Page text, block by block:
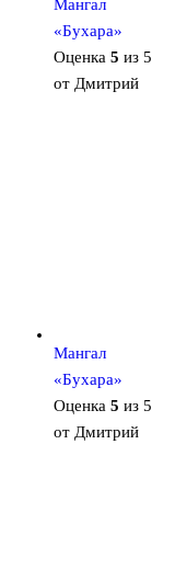
Мангал
«Бухара»
Оценка 5 из 5
от Дмитрий
Мангал
«Бухара»
Оценка 5 из 5
от Дмитрий